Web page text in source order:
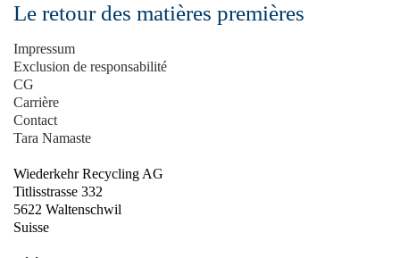
Le retour des matières premières
Impressum
Exclusion de responsabilité
CG
Carrière
Contact
Tara Namaste
Wiederkehr Recycling AG
Titlisstrasse 332
5622 Waltenschwil
Suisse